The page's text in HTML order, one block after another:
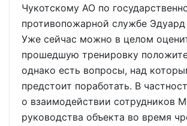
Чукотскому АО по
противопожарной службе Эдуард
Уже сейчас можно в целом
прошедшую тренировку
однако есть вопросы, над
предстоит поработать. В
о взаимодействии сотрудников
руководства объекта во время